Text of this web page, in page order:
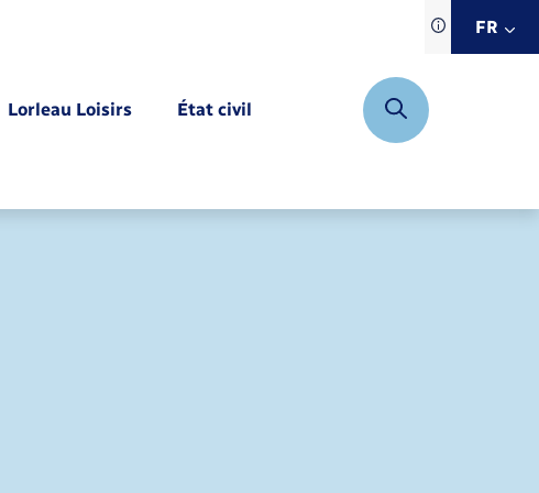
Traduction
siteFR
Lorleau Loisirs État civil